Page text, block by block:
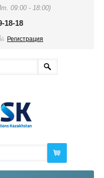
09:00 - 18:00)
18-18
Регистрация